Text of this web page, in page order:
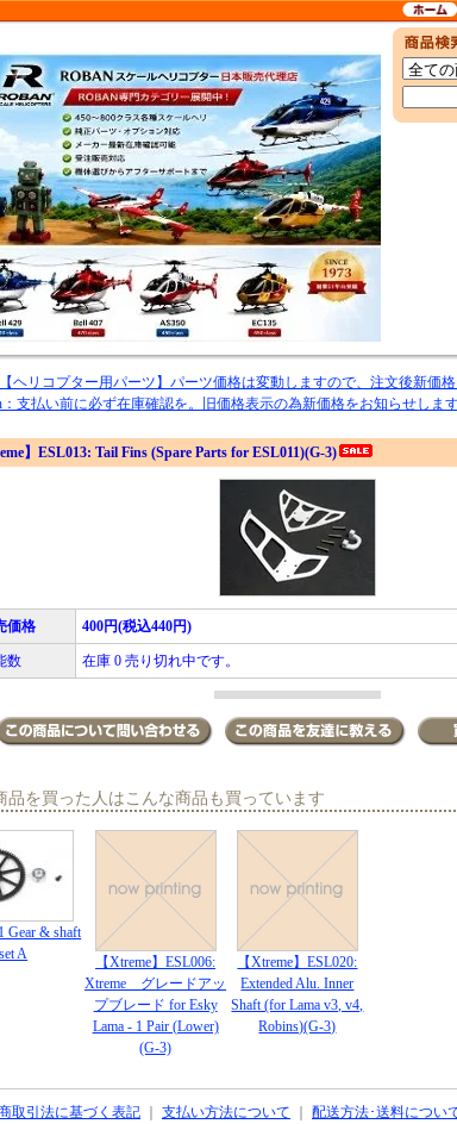
【ヘリコプター用パーツ】パーツ価格は変動しますので、注文後新価格
：支払い前に必ず在庫確認を。旧価格表示の為新価格をお知らせします
】ESL013: Tail Fins (Spare Parts for ESL011)(G-3)
価格 400円(税込440円)
数 在庫 0 売り切れ中です。
品を買った人はこんな商品も買っています
Gear & shaft
set A
【Xtreme】ESL006:
Xtreme グレードアッ
プブレード for Esky
Lama - 1 Pair (Lower)
(G-3)
【Xtreme】ESL020:
Extended Alu. Inner
Shaft (for Lama v3, v4,
Robins)(G-3)
取引法に基づく表記 支払い方法について 配送方法･送料につい